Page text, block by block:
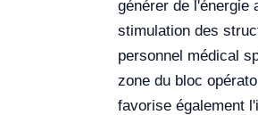
générer de l'énergie
stimulation des
personnel médical
zone du bloc
favorise également